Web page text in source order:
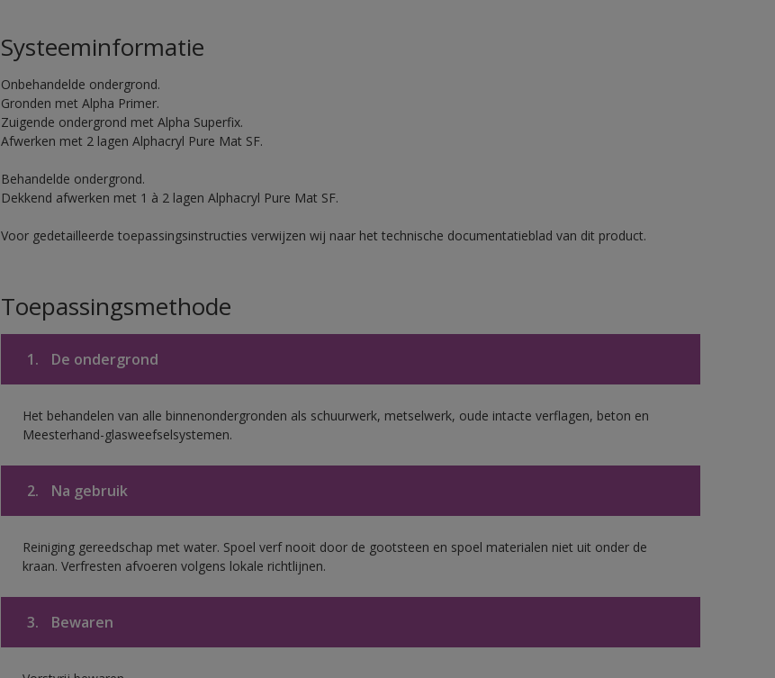
Systeeminformatie
Onbehandelde ondergrond.
Gronden met Alpha Primer.
Zuigende ondergrond met Alpha Superfix.
Afwerken met 2 lagen Alphacryl Pure Mat SF.
Behandelde ondergrond.
Dekkend afwerken met 1 à 2 lagen Alphacryl Pure Mat SF.
Voor gedetailleerde toepassingsinstructies verwijzen wij naar het technische documentatieblad van dit product.
Toepassingsmethode
1. De ondergrond
Het behandelen van alle binnenondergronden als schuurwerk, metselwerk, oude intacte verflagen, beton en
Meesterhand-glasweefselsystemen.
2. Na gebruik
Reiniging gereedschap met water. Spoel verf nooit door de gootsteen en spoel materialen niet uit onder de
kraan. Verfresten afvoeren volgens lokale richtlijnen.
3. Bewaren